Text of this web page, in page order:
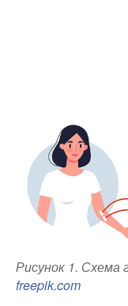
Рисунок 1. Схема
freepik.com